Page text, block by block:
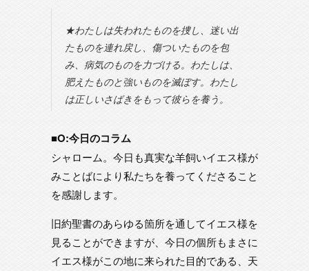
★わたしは失われたものを捜し、迷い出
たものを連れ戻し、傷ついたものを包
み、病気のものを力づける。わたしは、
肥えたものと強いものを滅ぼす。わたし
は正しいさばきをもって彼らを養う。
■O:今日のコラム
シャローム。今日も真実な羊飼いイエス様が
みことばにより私たちを養ってくださること
を感謝します。
旧約聖書のあらゆる箇所を通してイエス様を
見ることができますが、今日の個所もまさに
イエス様がこの地に来られた目的である、天